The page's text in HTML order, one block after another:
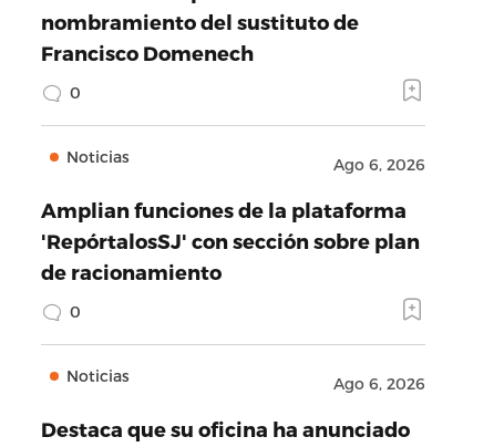
nombramiento del sustituto de
Francisco Domenech
0
Noticias Ago 6, 2026
Amplian funciones de la plataforma
'RepórtalosSJ' con sección sobre plan
de racionamiento
0
Noticias Ago 6, 2026
Destaca que su oficina ha anunciado